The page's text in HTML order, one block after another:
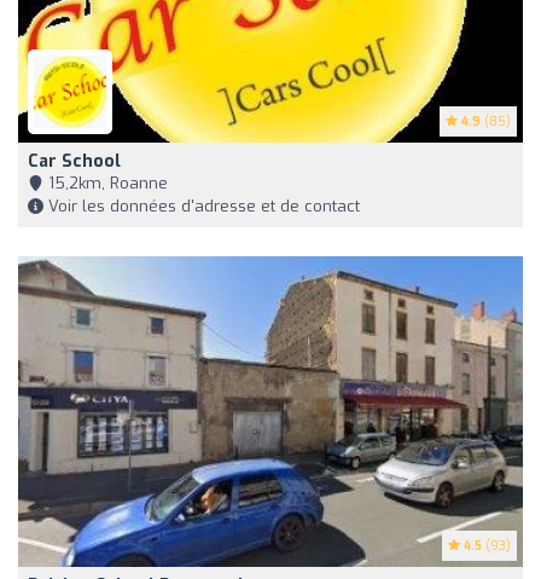
4.9 (85)
Car School
15,2km, Roanne
Voir les données d'adresse et de contact
4.5 (93)